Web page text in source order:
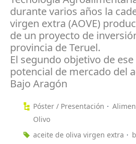
durante varios años la
virgen extra (AOVE)
de un proyecto de
provincia de Teruel.
El segundo objetivo de
potencial de mercado del
Bajo Aragón
Póster / Presentación
Olivo
aceite de oliva virgen extra